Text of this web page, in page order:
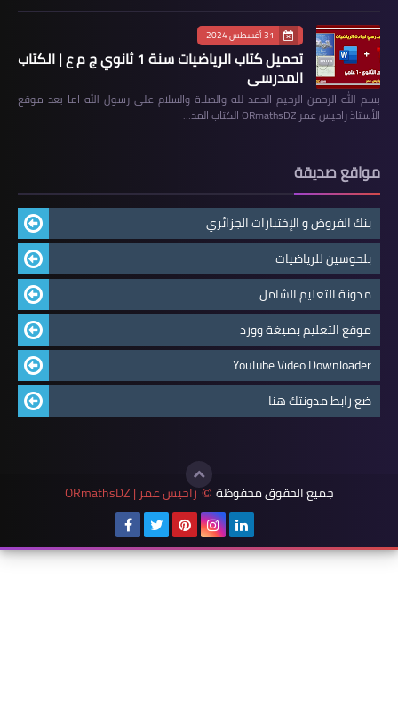
31 أغسطس 2024
تحميل كتاب الرياضيات سنة 1 ثانوي ج م ع | الكتاب
المدرسي
بسم الله الرحمن الرحيم الحمد لله والصلاة والسلام على رسول الله اما بعد موقع
الأستاذ راحيس عمر ORmathsDZ الكتاب المد…
مواقع صديقة
بنك الفروض و الإختبارات الجزائري
بلحوسين للرياضيات
مدونة التعليم الشامل
موقع التعليم بصيغة وورد
YouTube Video Downloader
ضع رابط مدونتك هنا
جميع الحقوق محفوظة © راحيس عمر | ORmathsDZ